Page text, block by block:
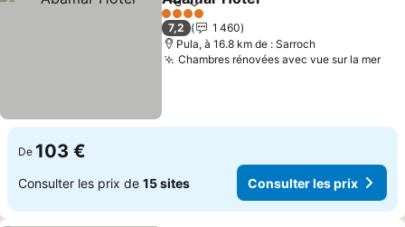
PartagerAjouter à mes favoris
4 Étoiles
7,2
1 460
Pula, à 16.8 km de : Sarroch
Chambres rénovées avec vue sur la mer
De 103 €
Consulter les prix de 15 sites Consulter les prix